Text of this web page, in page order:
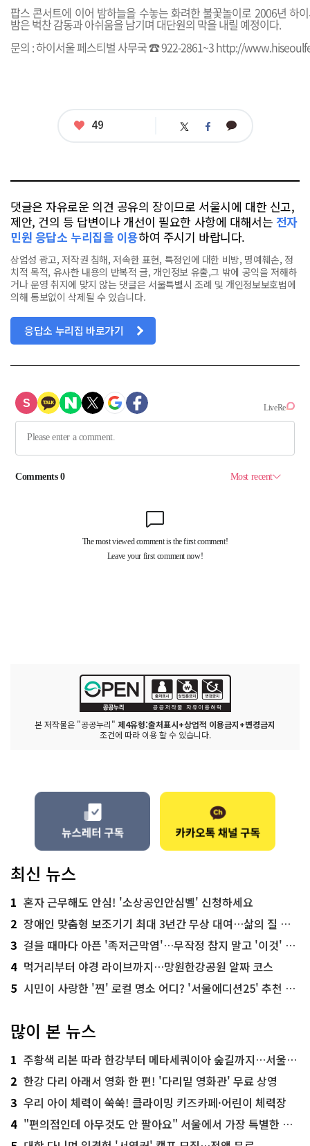
팝스 콘서트에 이어 밤하늘을 수놓는 화려한 불꽃놀이로 2006년 하
밤은 벅찬 감동과 아쉬움을 남기며 대단원의 막을 내릴 예정이다.
문의 : 하이서울 페스티벌 사무국 ☎ 922-2861~3http://
좋
49 트 페 카
댓글은 자유로운 의견 공유의 장이므로 서울시에 대한 신고,
제안, 건의 등 답변이나 개선이 필요한 사항에 대해서는 전자
민원 응답소 누리집을 이용하여 주시기 바랍니다.
상업성 광고, 저작권 침해, 저속한 표현, 특정인에 대한 비방, 명예훼손, 정
치적 목적, 유사한 내용의 반복적 글, 개인정보 유출,그 밖에 공익을 저해하
거나 운영 취지에 맞지 않는 댓글은 서울특별시 조례 및 개인정보보호법에
의해 통보없이 삭제될 수 있습니다.
응답소 누리집 바로가기
본 저작물은 "공공누리" 제4유형:출처표시+상업적 이용금지+변경금지
조건에 따라 이용 할 수 있습니다.
최신 뉴스
1 혼자 근무해도 안심! '소상공인안심벨' 신청하세요
2 장애인 맞춤형 보조기기 최대 3년간 무상 대여…삶의 질 높인다
3 걸을 때마다 아픈 '족저근막염'…무작정 참지 말고 '이것' 해보세요!
4 먹거리부터 야경 라이브까지…망원한강공원 알짜 코스
5 시민이 사랑한 '찐' 로컬 명소 어디? '서울에디션25' 추천 코스
많이 본 뉴스
1 주황색 리본 따라 한강부터 메타세쿼이아 숲길까지…서울둘레길 15코스
2 한강 다리 아래서 영화 한 편! '다리밑 영화관' 무료 상영
3 우리 아이 체력이 쑥쑥! 클라이밍 키즈카페·어린이 체력장
4 "편의점인데 아무것도 안 팔아요" 서울에서 가장 특별한 편의점의 정체